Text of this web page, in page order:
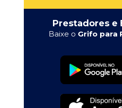
Prestadores e
Baixe o Grifo para